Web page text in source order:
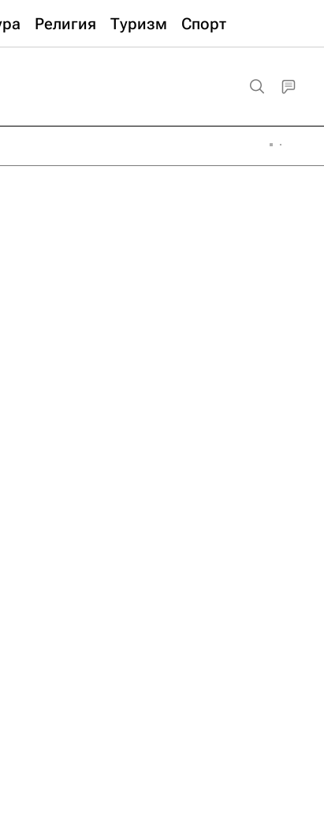
Религия Туризм Спорт